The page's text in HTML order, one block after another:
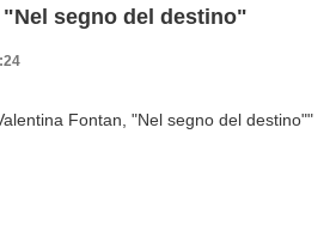
segno del destino"